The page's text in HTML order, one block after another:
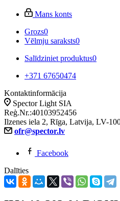
Mans konts
Grozs0
Vēlmju saraksts0
Salīdziniet produktus0
+371 67650474
Kontaktinformācija
Spector Light SIA
Reģ.Nr.:40103952456
Ilzenes iela 2, Rīga, Latvija, LV-
ofr@spector.lv
Facebook
Dalīties